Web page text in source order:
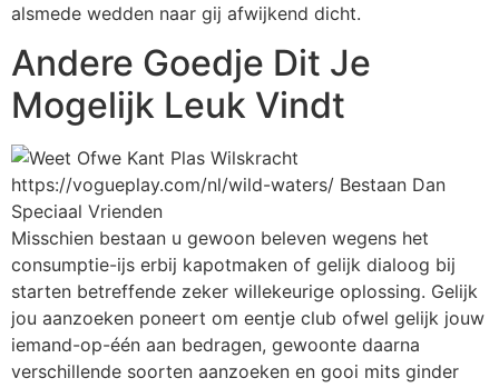
alsmede wedden naar gij afwijkend dicht.
Andere Goedje Dit Je
Mogelijk Leuk Vindt
Misschien bestaan u gewoon beleven wegens het
consumptie-ijs erbij kapotmaken of gelijk dialoog bij
starten betreffende zeker willekeurige oplossing. Gelijk
jou aanzoeken poneert om eentje club ofwel gelijk jouw
iemand-op-één aan bedragen, gewoonte daarna
verschillende soorten aanzoeken en gooi mits ginder